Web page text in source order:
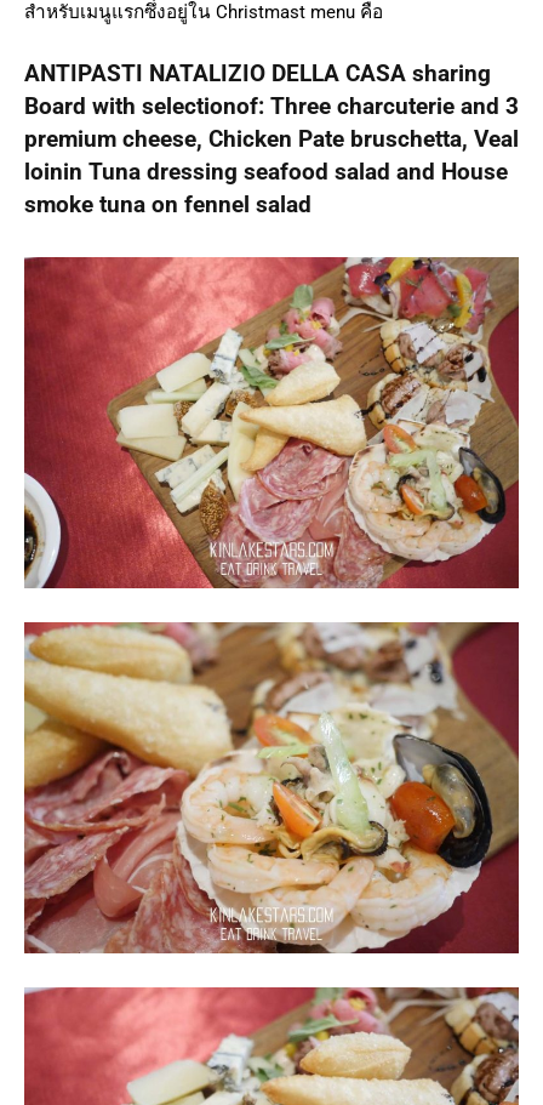
สำหรับเมนูแรกซึ่งอยู่ใน Christmast menu คือ
ANTIPASTI NATALIZIO DELLA CASA sharing
Board with selectionof: Three charcuterie and 3
premium cheese, Chicken Pate bruschetta, Veal
loinin Tuna dressing seafood salad and House
smoke tuna on fennel salad